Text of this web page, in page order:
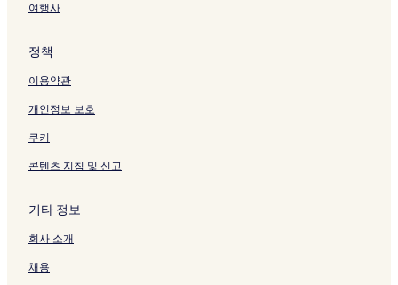
여행사
정책
이용약관
개인정보 보호
쿠키
콘텐츠 지침 및 신고
기타 정보
회사 소개
채용